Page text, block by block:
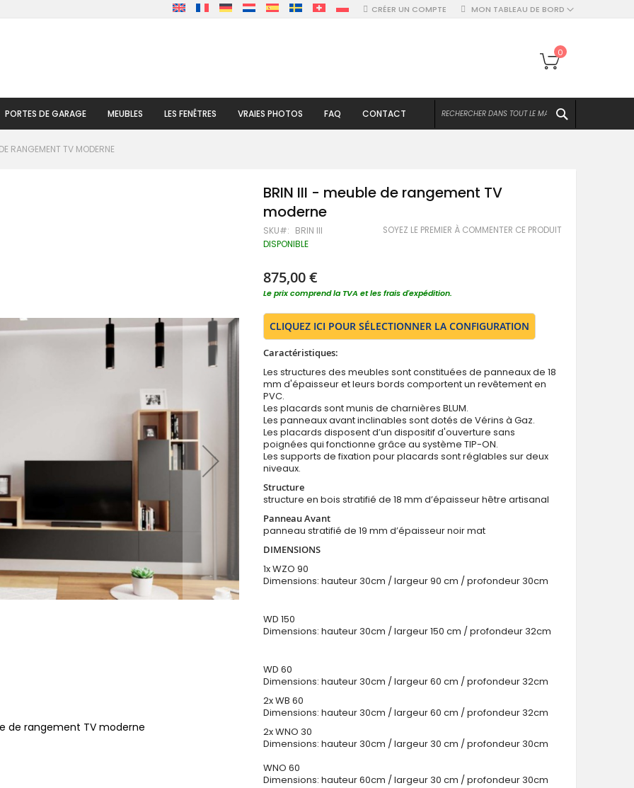
MON TABLEAU DE BORD
CRÉER UN COMPTE
Mon panier
0
PORTES DE GARAGE MEUBLES LES FENÊTRES VRAIES PHOTOS FAQ CONTACT
RANGEMENT TV MODERNE
de rangement TV moderne
BRIN III - meuble de rangement TV
moderne
SKU BRIN III SOYEZ LE PREMIER À COMMENTER CE PRODUIT
DISPONIBLE
875,00 €
Le prix comprend la TVA et les frais d'expédition.
CLIQUEZ ICI POUR SÉLECTIONNER LA CONFIGURATION
Caractéristiques:
Les structures des meubles sont constituées de panneaux de 18
mm d'épaisseur et leurs bords comportent un revêtement en
PVC.
Les placards sont munis de charnières BLUM.
Les panneaux avant inclinables sont dotés de Vérins à Gaz.
Les placards disposent d’un dispositif d'ouverture sans
poignées qui fonctionne grâce au système TIP-ON.
Les supports de fixation pour placards sont réglables sur deux
niveaux.
Structure
structure en bois stratifié de 18 mm d’épaisseur hêtre artisanal
Panneau Avant
panneau stratifié de 19 mm d’épaisseur noir mat
DIMENSIONS
1x WZO 90
Dimensions: hauteur 30cm / largeur 90 cm / profondeur 30cm
WD 150
Dimensions: hauteur 30cm / largeur 150 cm / profondeur 32cm
WD 60
Dimensions: hauteur 30cm / largeur 60 cm / profondeur 32cm
2x WB 60
Dimensions: hauteur 30cm / largeur 60 cm / profondeur 32cm
2x WNO 30
Dimensions: hauteur 30cm / largeur 30 cm / profondeur 30cm
WNO 60
Dimensions: hauteur 60cm / largeur 30 cm / profondeur 30cm